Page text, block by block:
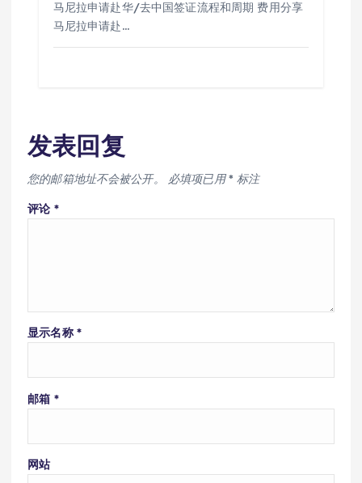
马尼拉申请赴华/去中国签证流程和周期 费用分享
马尼拉申请赴…
发表回复
您的邮箱地址不会被公开。 必填项已用* 标注
评论 *
显示名称 *
邮箱 *
网站